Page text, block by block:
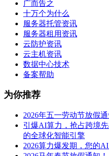
广而告之
十万个为什么
服务器托管资讯
服务器租用资讯
云防护资讯
云主机资讯
数据中心技术
备案帮助
为你推荐
2026年五一劳动节放假
引爆AI算力，抢占跨境
的全球化智能引擎
2026算力爆发期，您的